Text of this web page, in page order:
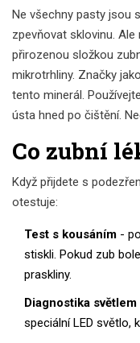
Ne všechny pasty jsou
zpevňovat sklovinu.
přirozenou složkou
mikrotrhliny. Značky jako
tento minerál.
ústa hned po čištění.
Co zubní
Když přijdete s
otestuje:
Test s kousáním -
stiskli. Pokud zub
praskliny.
Diagnostika světlem
speciální LED světlo,